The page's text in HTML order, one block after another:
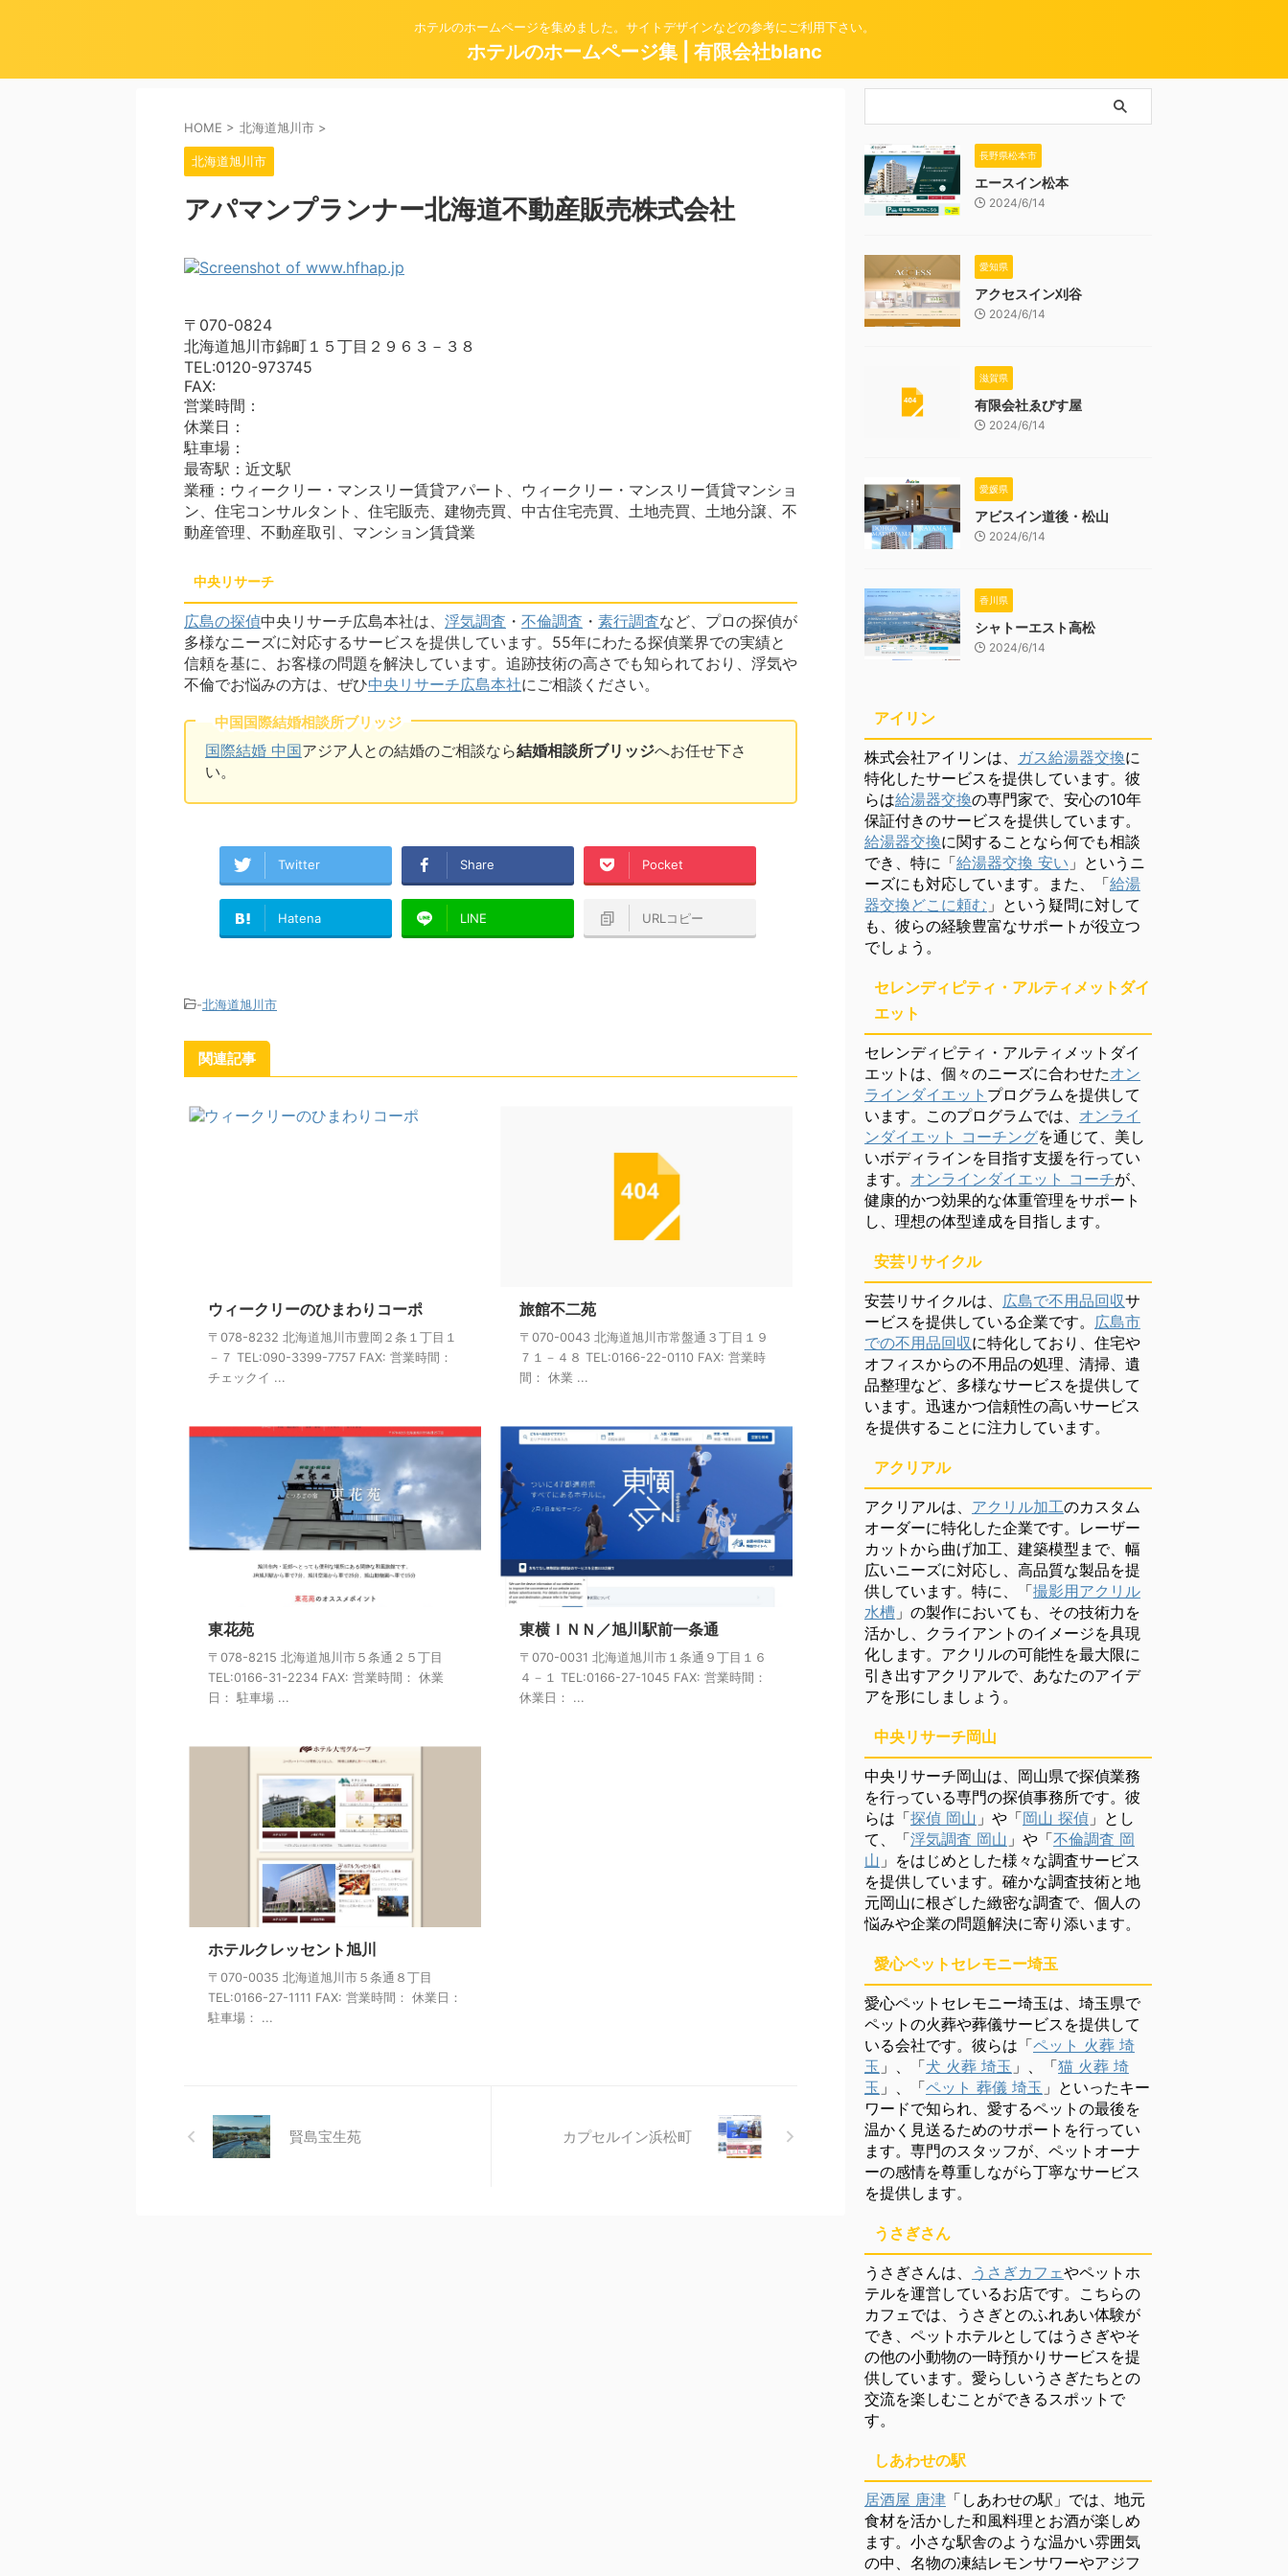
ホテルのホームページを集めました。サイトデザインなどの参考にご利用下さい。
ホテルのホームページ集 | 有限会社blanc
HOME > 北海道旭川市 >
北海道旭川市
アパマンプランナー北海道不動産販売株式会社
〒070-0824
北海道旭川市錦町１５丁目２９６３－３８
TEL:0120-973745
FAX:
営業時間：
休業日：
駐車場：
最寄駅：近文駅
業種：ウィークリー・マンスリー賃貸アパート、ウィークリー・マンスリー賃貸マンショ
ン、住宅コンサルタント、住宅販売、建物売買、中古住宅売買、土地売買、土地分譲、不
動産管理、不動産取引、マンション賃貸業
中央リサーチ
広島の探偵中央リサーチ広島本社は、 浮気調査 ・ 不倫調査 ・ 素行調査など、プロの探偵が
多様なニーズに対応するサービスを提供しています。55年にわたる探偵業界での実績と
信頼を基に、お客様の問題を解決しています。追跡技術の高さでも知られており、浮気や
不倫でお悩みの方は、ぜひ中央リサーチ広島本社にご相談ください。
中国国際結婚相談所ブリッジ
国際結婚 中国アジア人との結婚のご相談なら結婚相談所ブリッジへお任せ下さ
い。
Twitter Share Pocket
Hatena LINE URLコピー
-北海道旭川市
関連記事
ウィークリーのひまわりコーポ
〒078-8232 北海道旭川市豊岡２条１丁目１
－７ TEL:090-3399-7757 FAX: 営業時間：
チェックイ ...
旅館不二苑
〒070-0043 北海道旭川市常盤通３丁目１９
７１－４８ TEL:0166-22-0110 FAX: 営業時
間： 休業 ...
東花苑
〒078-8215 北海道旭川市５条通２５丁目
TEL:0166-31-2234 FAX: 営業時間： 休業
日： 駐車場 ...
東横ＩＮＮ／旭川駅前一条通
〒070-0031 北海道旭川市１条通９丁目１６
４－１ TEL:0166-27-1045 FAX: 営業時間：
休業日： ...
ホテルクレッセント旭川
〒070-0035 北海道旭川市５条通８丁目
TEL:0166-27-1111 FAX: 営業時間： 休業日：
駐車場： ...
賢島宝生苑 カプセルイン浜松町
長野県松本市
エースイン松本
2024/6/14
愛知県
アクセスイン刈谷
2024/6/14
滋賀県
有限会社ゑびす屋
2024/6/14
愛媛県
アビスイン道後・松山
2024/6/14
香川県
シャトーエスト高松
2024/6/14
アイリン
株式会社アイリンは、 ガス給湯器交換に
特化したサービスを提供しています。彼
らは給湯器交換の専門家で、安心の10年
保証付きのサービスを提供しています。
給湯器交換に関することなら何でも相談
でき、特に「給湯器交換 安い 」というニ
ーズにも対応しています。また、「給湯
器交換どこに頼む 」という疑問に対して
も、彼らの経験豊富なサポートが役立つ
でしょう。
セレンディピティ・アルティメットダイ
エット
セレンディピティ・アルティメットダイ
エットは、個々のニーズに合わせたオン
ラインダイエット プログラムを提供して
います。このプログラムでは、 オンライ
ンダイエット コーチングを通じて、美し
いボディラインを目指す支援を行ってい
ます。 オンラインダイエット コーチが、
健康的かつ効果的な体重管理をサポート
し、理想の体型達成を目指します。
安芸リサイクル
安芸リサイクルは、 広島で不用品回収サ
ービスを提供している企業です。 広島市
での不用品回収に特化しており、住宅や
オフィスからの不用品の処理、清掃、遺
品整理など、多様なサービスを提供して
います。迅速かつ信頼性の高いサービス
を提供することに注力しています。
アクリアル
アクリアルは、 アクリル加工のカスタム
オーダーに特化した企業です。レーザー
カットから曲げ加工、建築模型まで、幅
広いニーズに対応し、高品質な製品を提
供しています。特に、「撮影用アクリル
水槽 」の製作においても、その技術力を
活かし、クライアントのイメージを具現
化します。アクリルの可能性を最大限に
引き出すアクリアルで、あなたのアイデ
アを形にしましょう。
中央リサーチ岡山
中央リサーチ岡山は、岡山県で探偵業務
を行っている専門の探偵事務所です。彼
らは「探偵 岡山 」や「岡山 探偵 」とし
て、「浮気調査 岡山 」や「不倫調査 岡
山 」をはじめとした様々な調査サービス
を提供しています。確かな調査技術と地
元岡山に根ざした緻密な調査で、個人の
悩みや企業の問題解決に寄り添います。
愛心ペットセレモニー埼玉
愛心ペットセレモニー埼玉は、埼玉県で
ペットの火葬や葬儀サービスを提供して
いる会社です。彼らは「ペット 火葬 埼
玉 」、「犬 火葬 埼玉 」、「猫 火葬 埼
玉 」、「ペット 葬儀 埼玉 」といったキー
ワードで知られ、愛するペットの最後を
温かく見送るためのサポートを行ってい
ます。専門のスタッフが、ペットオーナ
ーの感情を尊重しながら丁寧なサービス
を提供します。
うさぎさん
うさぎさんは、 うさぎカフェやペットホ
テルを運営しているお店です。こちらの
カフェでは、うさぎとのふれあい体験が
でき、ペットホテルとしてはうさぎやそ
の他の小動物の一時預かりサービスを提
供しています。愛らしいうさぎたちとの
交流を楽しむことができるスポットで
す。
しあわせの駅
居酒屋 唐津 「しあわせの駅」では、地元
食材を活かした和風料理とお酒が楽しめ
ます。小さな駅舎のような温かい雰囲気
の中、名物の凍結レモンサワーやアジフ